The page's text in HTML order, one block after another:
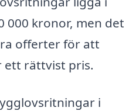
000 kronor, men det
offerter för att
ett rättvist pris.
i